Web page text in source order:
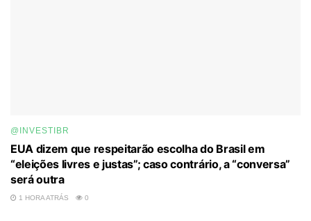
@INVESTIBR
EUA dizem que respeitarão escolha do Brasil em
“eleições livres e justas”; caso contrário, a “conversa”
será outra
1 HORA ATRÁS 0